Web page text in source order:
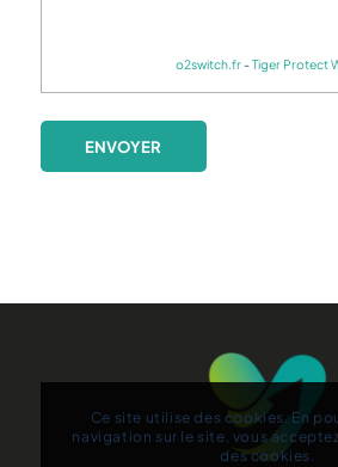
o2switch.fr-Tiger Protect
Ce site utilise des cookies. En
navigation sur le site, vous
des cookies.